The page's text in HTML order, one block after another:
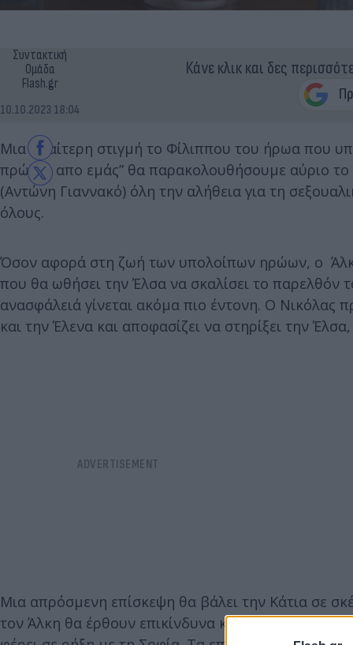
Συντακτική
Ομάδα
Flash.gr
10.10.2023 18:04
Κάνε κλικ και δες
Μια ιδιαίτερη στιγμή το Φίλιππου του ήρωα που
πρώτος απο εμάς” θα παρακολουθήσουμε αύριο
(Αντώνη Γιαννακό) όλη την αλήθεια για τη
όλους.
Όσον αφορά στη ζωή των υπολοίπων ηρώων, ο
που θα ωθήσει την Έλσα να σκαλίσει το παρελθόν
ανασφάλειά γίνεται ακόμα πιο έντονη. Ο Νικόλας
και την Έλενα και αποφασίζει να στηρίξει την
Μια απρόσμενη επίσκεψη θα βάλει την Κάτια σε
τον Άλκη θα έρθουν επικίνδυνα κοντά. Η επιμονή